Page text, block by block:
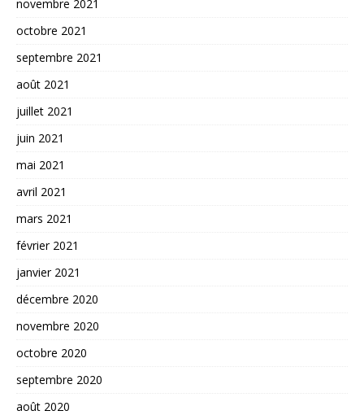
novembre 2021
octobre 2021
septembre 2021
août 2021
juillet 2021
juin 2021
mai 2021
avril 2021
mars 2021
février 2021
janvier 2021
décembre 2020
novembre 2020
octobre 2020
septembre 2020
août 2020